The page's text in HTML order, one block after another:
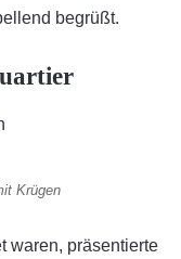
begrüßt.
Krügen
waren, präsentierte